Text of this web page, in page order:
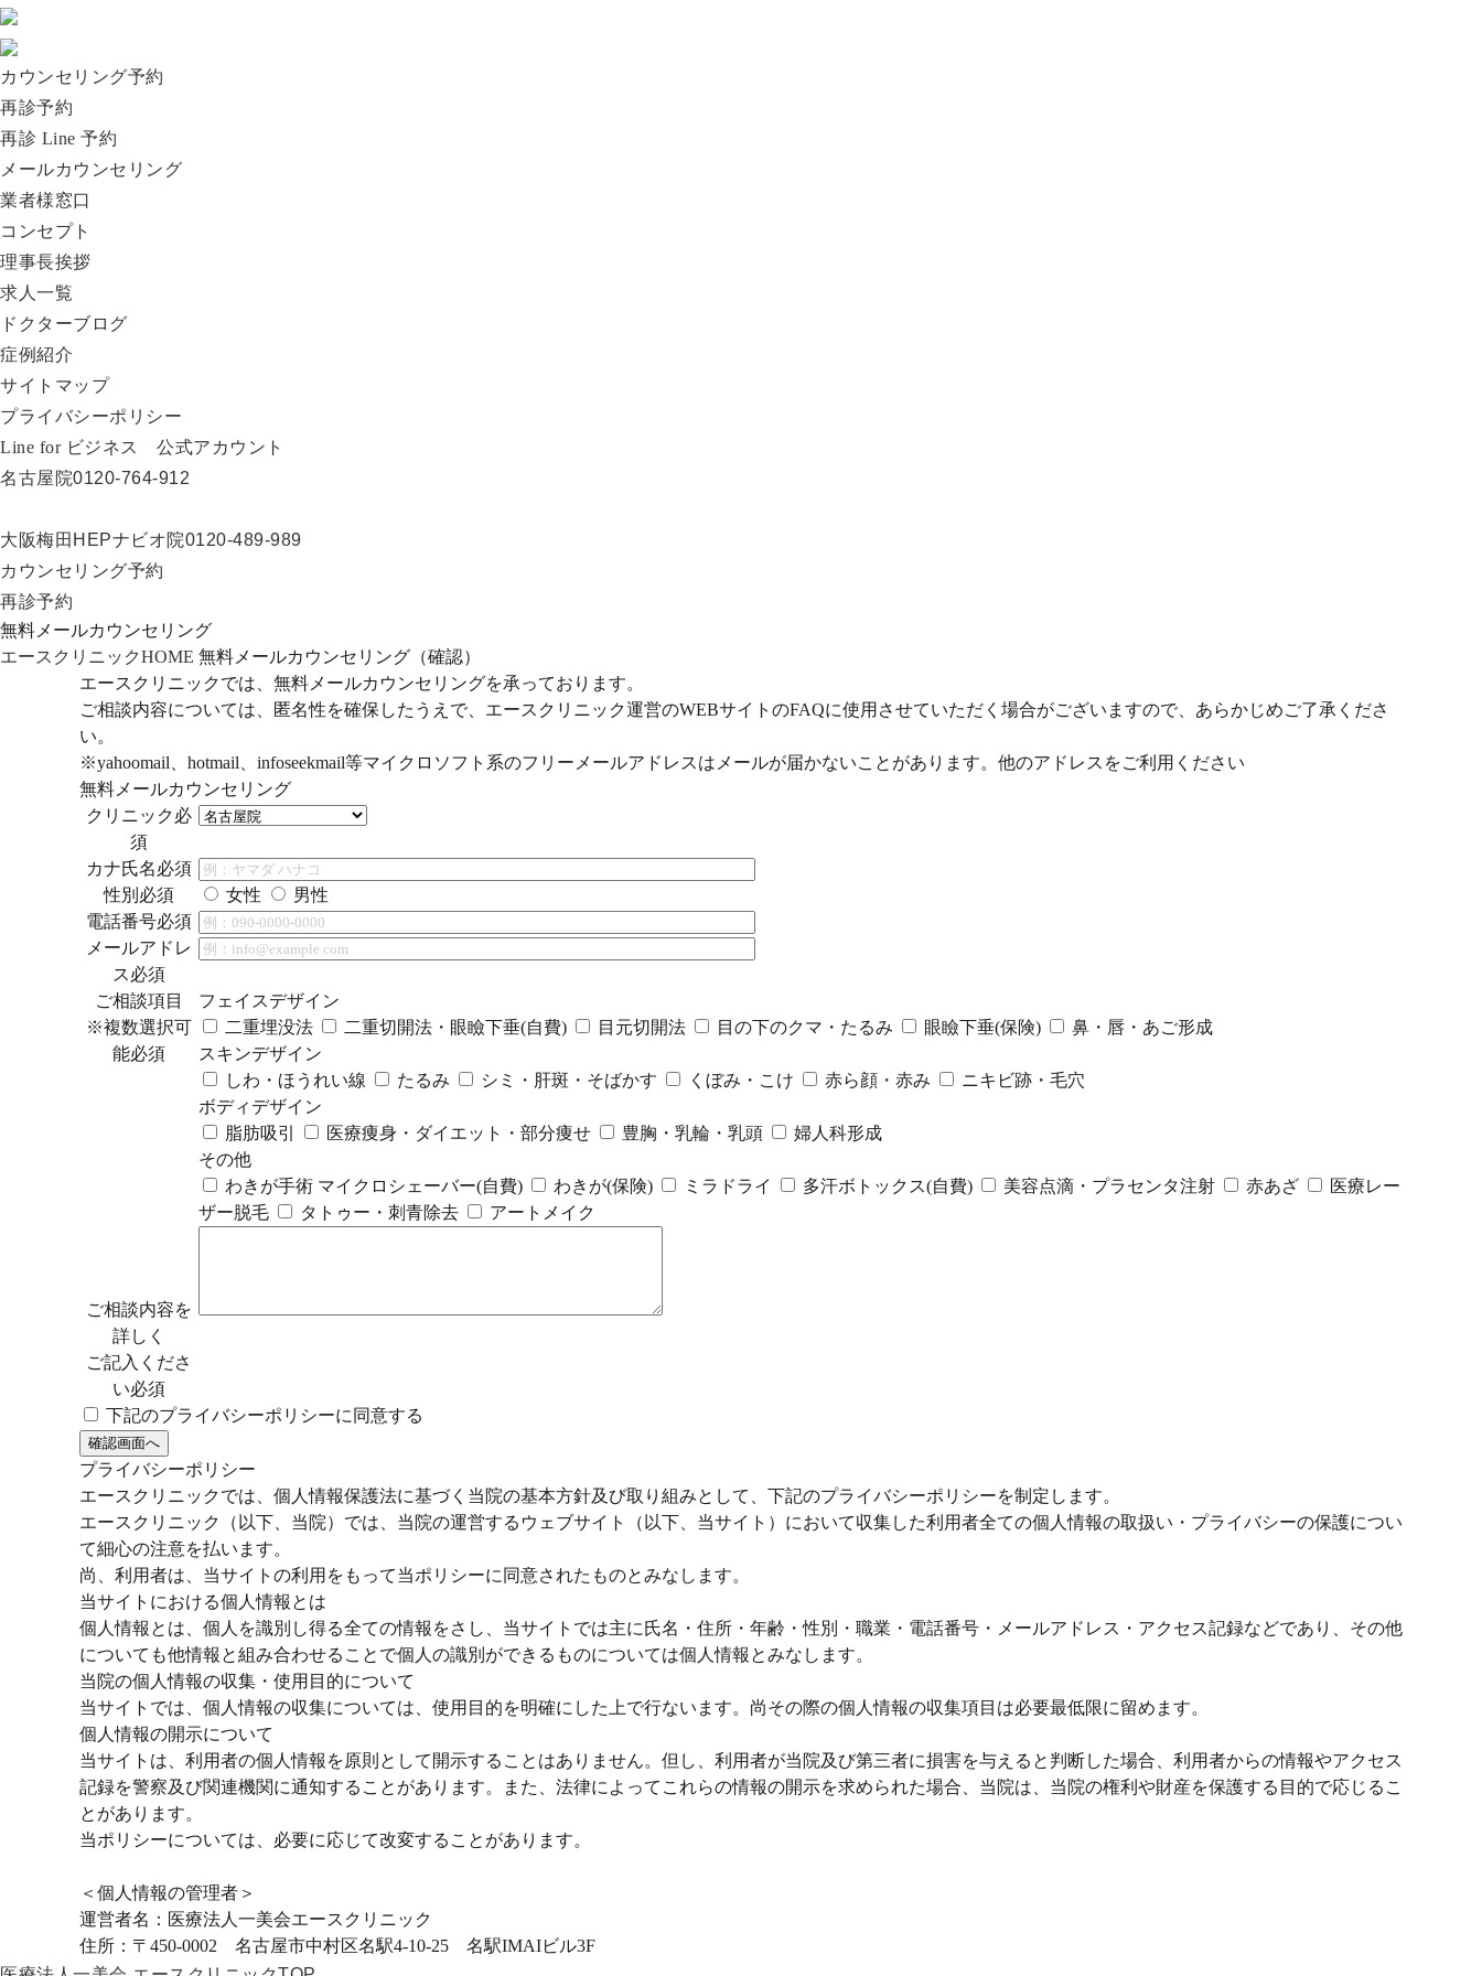
カウンセリング予約
再診予約
再診 Line 予約
メールカウンセリング
業者様窓口
コンセプト
理事長挨拶
求人一覧
ドクターブログ
症例紹介
サイトマップ
プライバシーポリシー
Line for ビジネス 公式アカウント
名古屋院0120-764-912
大阪梅田HEPナビオ院0120-489-989
カウンセリング予約
再診予約
無料メールカウンセリング
エースクリニックHOME 無料メールカウンセリング（確認）
エースクリニックでは、無料メールカウンセリングを承っております。
ご相談内容については、匿名性を確保したうえで、エースクリニック運営のWEBサイトのFAQに使用させていただく場合がございますので、あらかじめご了承くださ
い。
※yahoomail、hotmail、infoseekmail等マイクロソフト系のフリーメールアドレスはメールが届かないことがあります。他のアドレスをご利用ください
無料メールカウンセリング
クリニック 必
須
カナ氏名必須
性別 必須 女性
男性
電話番号必須
メールアドレ
ス必須
ご相談項目
※複数選択可
能必須
フェイスデザイン
二重埋没法
二重切開法・眼瞼下垂(自費) 目元切開法 目の下のクマ・たるみ 眼瞼下垂(保険)
鼻・唇・あご形成
スキンデザイン
しわ・ほうれい線
たるみ シミ・肝斑・そばかす くぼみ・こけ 赤ら顔・赤み
ニキビ跡・毛穴
ボディデザイン
脂肪吸引
医療痩身・ダイエット・部分痩せ 豊胸・乳輪・乳頭
婦人科形成
その他
わきが手術 マイクロシェーバー(自費)
わきが(保険) ミラドライ 多汗ボトックス(自費) 美容点滴・プラセンタ注射 赤あざ
医療レー
ザー脱毛
タトゥー・刺青除去 アートメイク
ご相談内容を
詳しく
ご記入くださ
い必須
下記のプライバシーポリシーに同意する
プライバシーポリシー
エースクリニックでは、個人情報保護法に基づく当院の基本方針及び取り組みとして、下記のプライバシーポリシーを制定します。
エースクリニック（以下、当院）では、当院の運営するウェブサイト（以下、当サイト）において収集した利用者全ての個人情報の取扱い・プライバシーの保護につい
て細心の注意を払います。
尚、利用者は、当サイトの利用をもって当ポリシーに同意されたものとみなします。
当サイトにおける個人情報とは
個人情報とは、個人を識別し得る全ての情報をさし、当サイトでは主に氏名・住所・年齢・性別・職業・電話番号・メールアドレス・アクセス記録などであり、その他
についても他情報と組み合わせることで個人の識別ができるものについては個人情報とみなします。
当院の個人情報の収集・使用目的について
当サイトでは、個人情報の収集については、使用目的を明確にした上で行ないます。尚その際の個人情報の収集項目は必要最低限に留めます。
個人情報の開示について
当サイトは、利用者の個人情報を原則として開示することはありません。但し、利用者が当院及び第三者に損害を与えると判断した場合、利用者からの情報やアクセス
記録を警察及び関連機関に通知することがあります。また、法律によってこれらの情報の開示を求められた場合、当院は、当院の権利や財産を保護する目的で応じるこ
とがあります。
当ポリシーについては、必要に応じて改変することがあります。
＜個人情報の管理者＞
運営者名：医療法人一美会エースクリニック
住所：〒450-0002 名古屋市中村区名駅4-10-25 名駅IMAIビル3F